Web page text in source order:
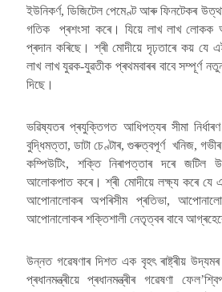
ইউনিকৰ্ণ, ডিজিটেল পেমেণ্ট আৰু ফিনটেকৰ
গতিক প্ৰশংসা কৰে। যিয়ে লাখ লাখ লোকক
প্ৰদান কৰিছে। শ্ৰী মোদীয়ে দৃঢ়তাৰে কয় যে
লাখ লাখ যুৱক-যুৱতীক প্ৰথমবাৰৰ বাবে সম্পূৰ্ণ
দিছে।
ভৱিষ্যতৰ প্ৰযুক্তিগত আধিপত্যৰ সীমা নিৰ্ধাৰণ
বুদ্ধিমত্তা, ডাটা চেণ্টাৰ, গুৰুত্বপূৰ্ণ খনিজ,
কম্পিউটিং, শক্তি নিৰাপত্তাৰ দৰে জটিল
আলোকপাত কৰে। শ্ৰী মোদীয়ে লক্ষ্য কৰে যে
আপোনালোকৰ অপৰিসীম প্ৰতিভা,
আপোনালোকৰ শক্তিশালী নেতৃত্বৰ বাবে
উন্নত গৱেষণাৰ দিশত এক বৃহৎ ৰাষ্ট্ৰীয়
প্ৰধানমন্ত্ৰীয়ে প্ৰধানমন্ত্ৰীৰ গৱেষণা